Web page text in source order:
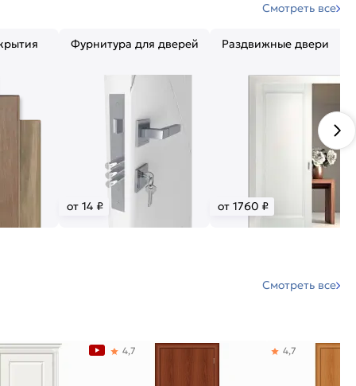
Смотреть все
Фурнитура для дверей
от 14 ₽
Раздвижные двери
от 1760 ₽
Смотреть все
4,7 4,7